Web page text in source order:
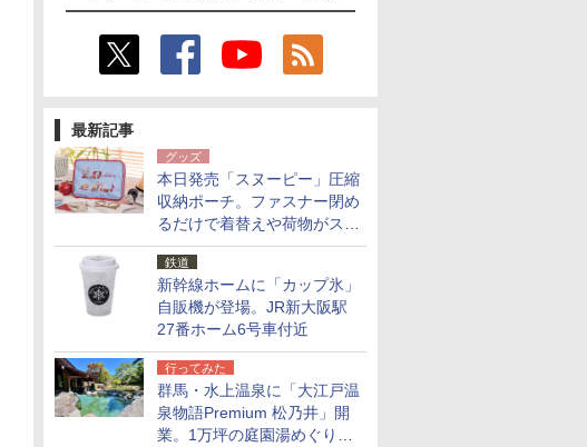
最新記事
グッズ
本日発売「スヌーピー」圧縮
収納ポーチ。ファスナー閉め
るだけで着替えや荷物がスリ
ムにまとまる
鉄道
新幹線ホームに「カップ氷」
自販機が登場。JR新大阪駅
27番ホーム6号車付近
行ってみた
群馬・水上温泉に「大江戸温
泉物語Premium 松乃井」開
業。1万坪の庭園湯めぐり＆